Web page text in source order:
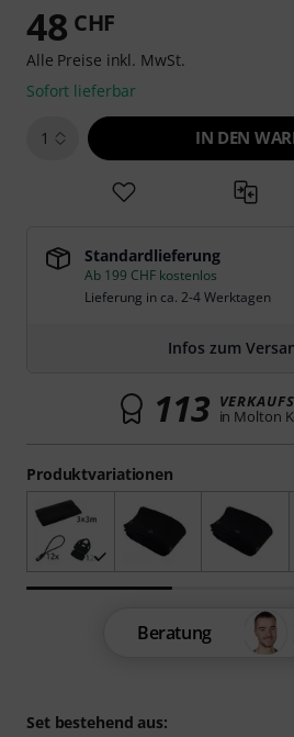
Set bestehend aus:
Produktvariationen
48 CHF
Alle Preise inkl. MwSt.
Sofort lieferbar
1 IN DEN
Standardlieferung
Ab 199 CHF kostenlos
Lieferung in ca. 2-4 Werktagen
Infos zum
113 in Molton
Beratung